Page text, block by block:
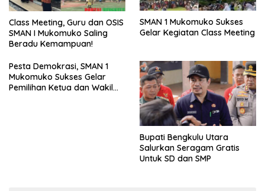
Class Meeting, Guru dan OSIS
SMAN I Mukomuko Saling
Beradu Kemampuan!
SMAN 1 Mukomuko Sukses
Gelar Kegiatan Class Meeting
Pesta Demokrasi, SMAN 1
Mukomuko Sukses Gelar
Pemilihan Ketua dan Wakil
Bupati Bengkulu Utara
Salurkan Seragam Gratis
Untuk SD dan SMP